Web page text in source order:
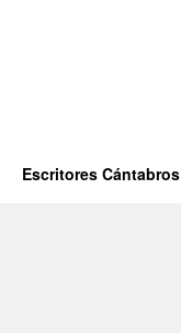
Escritores Cántabros